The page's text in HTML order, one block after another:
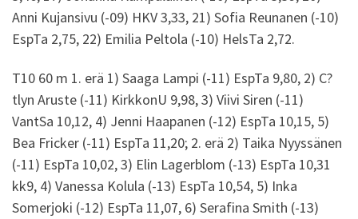
Anni Kujansivu (-09) HKV 3,33, 21) Sofia Reunanen (-10)
EspTa 2,75, 22) Emilia Peltola (-10) HelsTa 2,72.
T10 60 m 1. erä 1) Saaga Lampi (-11) EspTa 9,80, 2) C?
tlyn Aruste (-11) KirkkonU 9,98, 3) Viivi Siren (-11)
VantSa 10,12, 4) Jenni Haapanen (-12) EspTa 10,15, 5)
Bea Fricker (-11) EspTa 11,20; 2. erä 2) Taika Nyyssänen
(-11) EspTa 10,02, 3) Elin Lagerblom (-13) EspTa 10,31
kk9, 4) Vanessa Kolula (-13) EspTa 10,54, 5) Inka
Somerjoki (-12) EspTa 11,07, 6) Serafina Smith (-13)